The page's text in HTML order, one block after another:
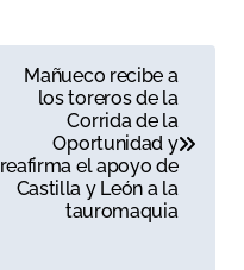
Mañueco recibe a
los toreros de la
Corrida de la
Oportunidad y
reafirma el apoyo de
Castilla y León a la
tauromaquia